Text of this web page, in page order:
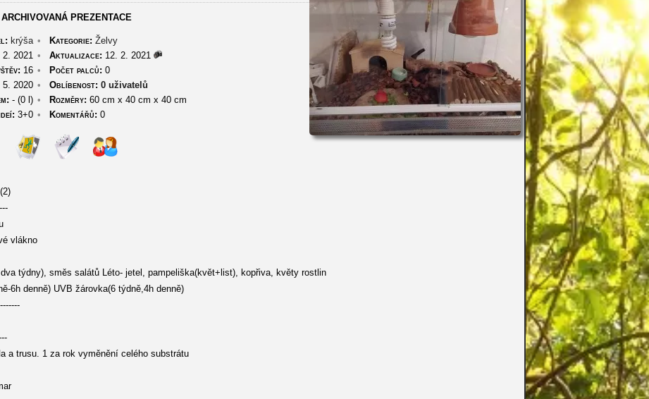
ARCHIVOVANÁ PREZENTACE
krýša • Kategorie: Želvy
2. 2021 • Aktualizace: 12. 2. 2021
16 • Počet palců: 0
5. 2020 • Oblíbenost: 0 uživatelů
- (0 l) • Rozměry: 60 cm x 40 cm x 40 cm
3+0 • Komentářů: 0
vlákno
týdny), směs salátů Léto- jetel, pampeliška(květ+list), kopřiva, květy rostlin
6h denně) UVB žárovka(6 týdně,4h denně)
a trusu. 1 za rok vyměnění celého substrátu